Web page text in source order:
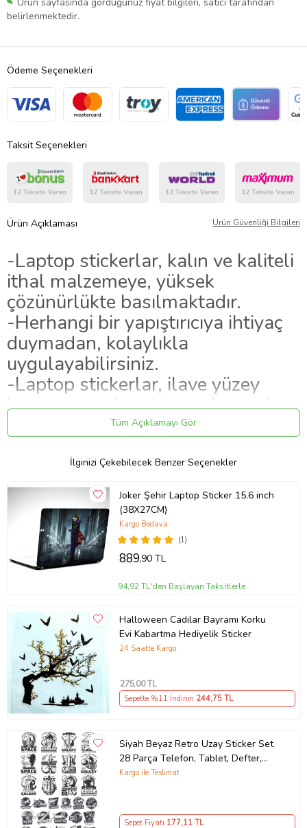
belirlenmektedir.
Ödeme Seçenekleri
Taksit Seçenekleri
Ürün Açıklaması Ürün Güvenliği Bilgileri
-Laptop stickerlar, kalın ve kaliteli
ithal malzemeye, yüksek
çözünürlükte basılmaktadır.
-Herhangi bir yapıştırıcıya ihtiyaç
duymadan, kolaylıkla
uygulayabilirsiniz.
-Laptop stickerlar, ilave yüzey
koruyucu malzeme uygulanarak
hazırlanmaktadır.
ayrılma yapmaz, iz bırakmaz.
-Ürünlerimiz, kargoda hasar
almayacak şekilde paketlenip,
teslim edilmektedir.
Tüm Açıklamayı Gör
İlginizi Çekebilecek Benzer Seçenekler
Joker Şehir Laptop Sticker 15.6 inch
(38X27CM)
(1)
Kargo Bedava
889,90 TL
94,92 TL'den Başlayan Taksitlerle
Halloween Cadılar Bayramı Korku
Evi Kabartma Hediyelik Sticker
24 Saatte Kargo
275,00 TL
Sepette %11 İndirim 244,75 TL
Siyah Beyaz Retro Uzay Sticker Set
28 Parça Telefon, Tablet, Defter,
Laptop Sticker
Kargo ile Teslimat
Sepet Fiyatı 177,11 TL